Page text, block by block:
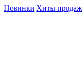
Новинки Хиты продаж